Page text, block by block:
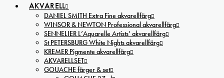
AKVARELL
DANIEL SMITH Extra Fine akvarellfärg
WINSOR & NEWTON Professional akvarellfärg
SENNELIER L’Aquarelle Artists’ akvarellfärg
St PETERSBURG White Nights akvarellfärg
KREMER Pigmente akvarellfärg
AKVARELLSET
GOUACHE färger & set